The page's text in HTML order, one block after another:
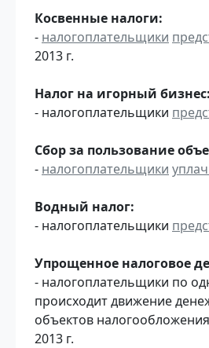
Косвенные налоги:
- налогоплательщики
2013 г.
Налог на игорный бизнес:
- налогоплательщики
Сбор за пользование
- налогоплательщики
Водный налог:
- налогоплательщики
Упрощенное налоговое
- налогоплательщики по
происходит движение
объектов
2013 г.